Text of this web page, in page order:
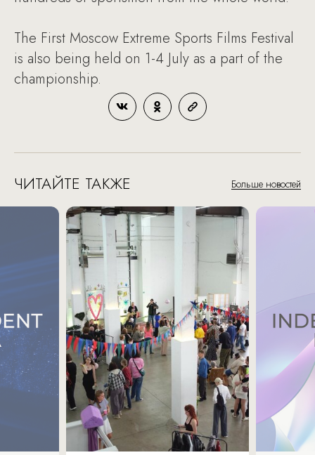
The First Moscow Extreme Sports Films Festival
is also being held on 1-4 July as a part of the
championship.
ЧИТАЙТЕ ТАКЖЕ Больше новостей